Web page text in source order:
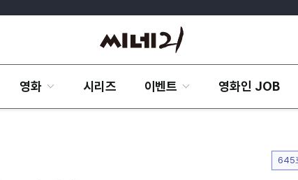
영화 시리즈 이벤트 영화인 JOB
645